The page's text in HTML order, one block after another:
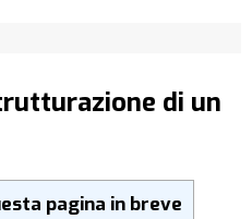
di un
pagina in breve